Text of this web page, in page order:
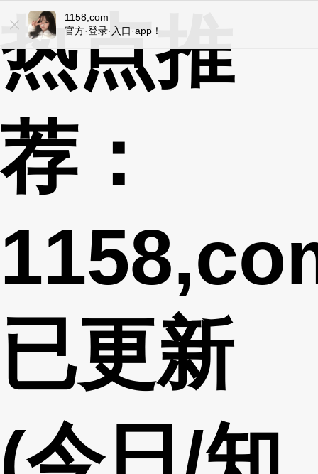
热点推
荐：
已更新
1158,com
官方·登录·入口·app！